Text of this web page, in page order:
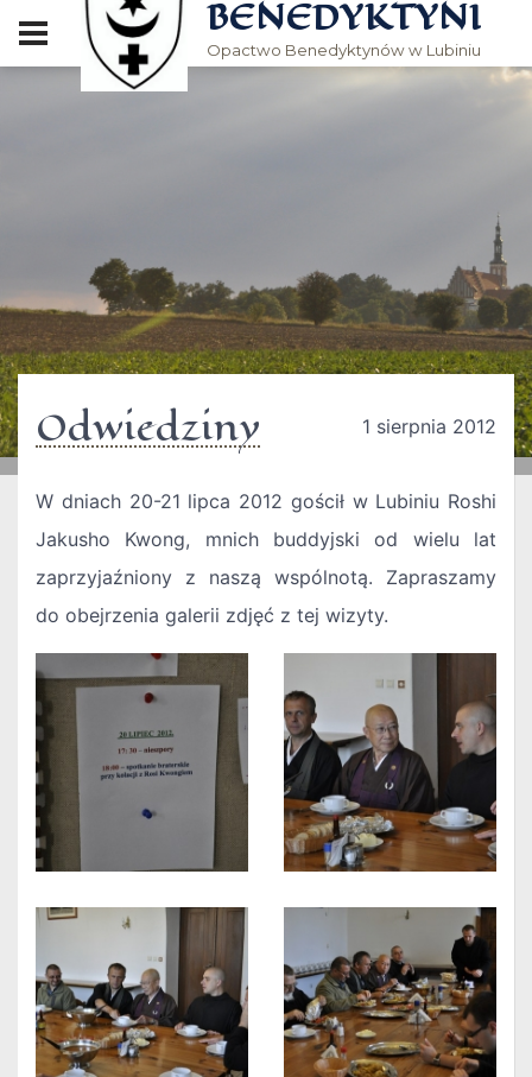
BENEDYKTYNI
Opactwo Benedyktynów w Lubiniu
Odwiedziny 1 sierpnia 2012
W dniach 20-21 lipca 2012 gościł w Lubiniu Roshi
Jakusho Kwong, mnich buddyjski od wielu lat
zaprzyjaźniony z naszą wspólnotą. Zapraszamy
do obejrzenia galerii zdjęć z tej wizyty.